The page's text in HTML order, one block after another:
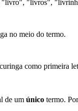
"livro", "livros",
no meio do termo.
como primeira
de um único termo.